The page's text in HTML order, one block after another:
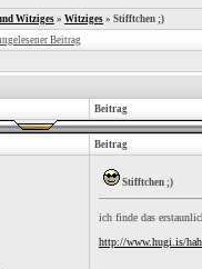
Witziges» Witziges » Stifftchen ;)
Beitrag
Beitrag
Beitrag
Stifftchen ;)
ich finde das
http://www.hugi.is/